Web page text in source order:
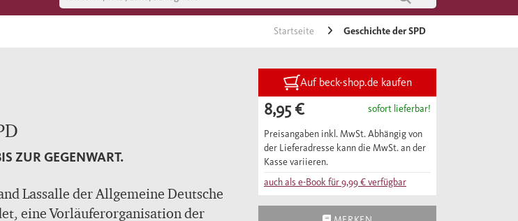
Startseite Geschichte der SPD
ZUR GEGENWART.
Lassalle der Allgemeine Deutsche
eine Vorläuferorganisation der
Auf beck-shop.de kaufen
8,95 € sofort lieferbar!
Preisangaben inkl. MwSt. Abhängig von
der Lieferadresse kann die MwSt. an der
Kasse variieren.
auch als e-Book für9,99 €verfügbar